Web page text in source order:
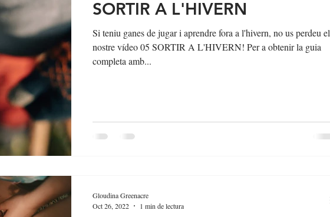
SORTIR A L'HIVERN
Si teniu ganes de jugar i aprendre fora a l'hivern, no us perdeu el
nostre vídeo 05 SORTIR A L'HIVERN! Per a obtenir la guia
completa amb...
Gloudina Greenacre
Oct 26, 2022
1 min de lectura